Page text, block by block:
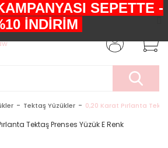
Tektaş Yüzükler 0,20 Karat Pırlanta
SEPETTE -
İNDİRİM